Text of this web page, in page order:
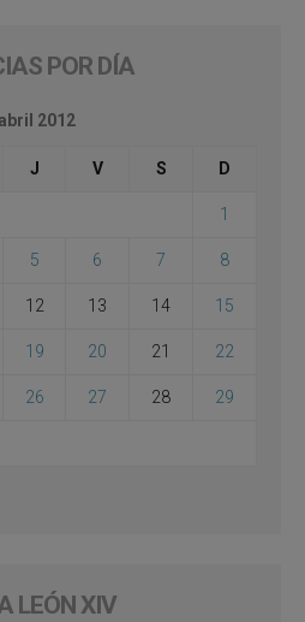
POR DÍA
2012
J V S D
1
5 6 7 8
12 13 14 15
19 20 21 22
26 27 28 29
LEÓN XIV